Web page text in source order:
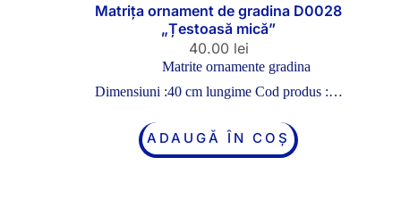
Matrița ornament de gradina D0028
„Țestoasă mică”
40.00 lei
Matrite ornamente gradina
Dimensiuni :40 cm lungime Cod produs :…
ADAUGĂ ÎN COȘ